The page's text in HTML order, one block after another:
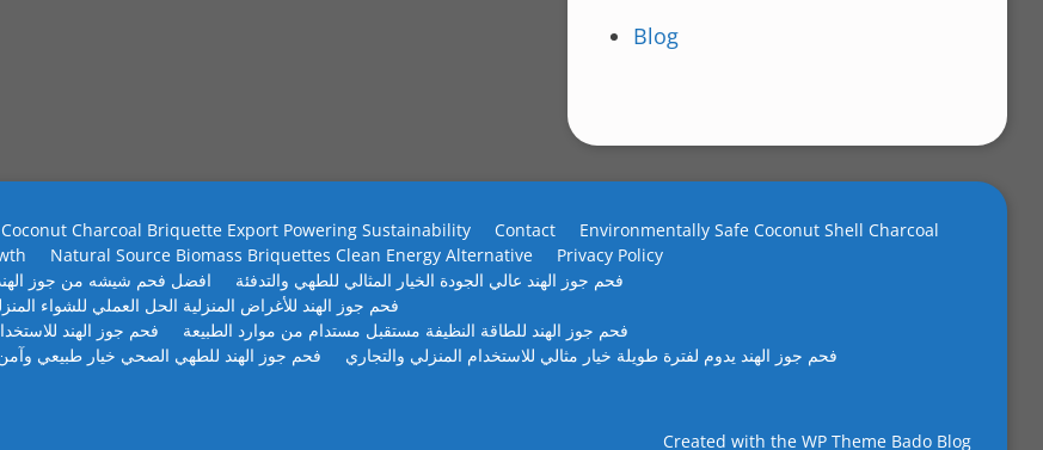
Blog
Coconut Charcoal Briquette Export Powering Sustainability Contact
Environmentally Safe Coconut Shell Charcoal
Natural Source Biomass Briquettes Clean Energy Alternative
Privacy Policy
افضل فحم شيشه من جوز
فحم جوز الهند عالي الجودة الخيار المثالي للطهي والتدفئة
فحم جوز الهند للأغراض المنزلية الحل العملي للشواء
فحم جوز الهند
فحم جوز الهند للطاقة النظيفة مستقبل مستدام من موارد الطبيعة
فحم جوز الهند للطهي الصحي خيار طبيعي
فحم جوز الهند يدوم لفترة طويلة خيار مثالي للاستخدام المنزلي والتجاري
Created with the WP Theme Bado Blog